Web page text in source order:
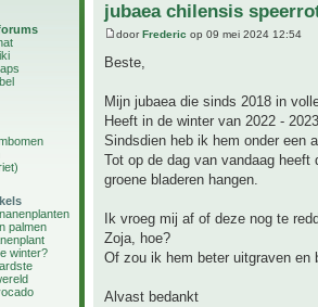
palmen
winter?
jubaea chilensis
doorFrederic op 09 mei 2024 12:54
Beste,
Mijn jubaea die sinds 2018 in
Heeft in de winter van 2022 -
Sindsdien heb ik hem onder een
Tot op de dag van vandaag
groene bladeren hangen.
Ik vroeg mij af of deze nog te
Zoja, hoe?
Of zou ik hem beter uitgraven en
Alvast bedankt